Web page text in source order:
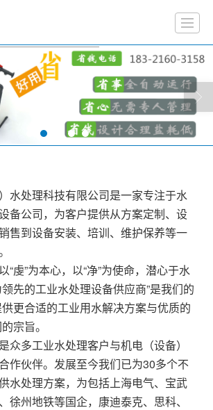
工程案例解决方案 新闻动态文章资料联
处理科技有限公司是一家专注于水
备公司，为客户提供从方案定制、设
售到设备安装、培训、维护保养等一
”为本心，以“净”为使命，潜心于水
先的工业水处理设备供应商”是我们的
供更合适的工业用水解决方案与优质的
宗旨。
多工业水处理客户与机电（设备）
作伙伴。发展至今我们已为30多个不
水处理方案，为包括上海电气、宝武
徐州地铁等国企，康迪泰克、思科、